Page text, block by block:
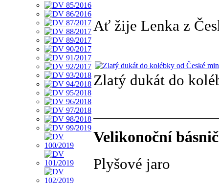
Ať žije Lenka z
Zlatý dukát do
Velikonoční
Plyšové jaro